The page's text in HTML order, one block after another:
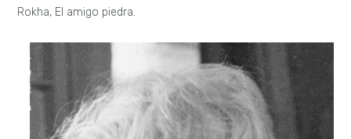
Rokha, El amigo piedra.